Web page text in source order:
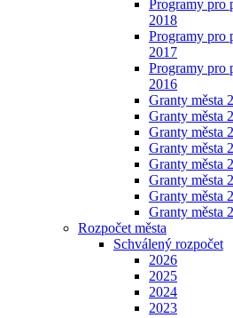
Programy pro
2018
Programy pro
2017
Programy pro
2016
Granty města
Granty města
Granty města
Granty města
Granty města
Granty města
Granty města
Granty města
Rozpočet města
Schválený rozpočet
2026
2025
2024
2023